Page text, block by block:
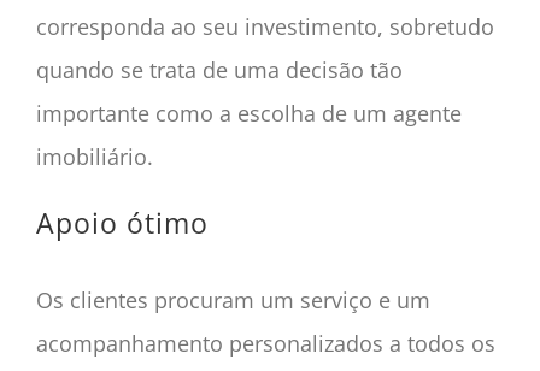
corresponda ao seu investimento, sobretudo
quando se trata de uma decisão tão
importante como a escolha de um agente
imobiliário.
Apoio ótimo
Os clientes procuram um serviço e um
acompanhamento personalizados a todos os